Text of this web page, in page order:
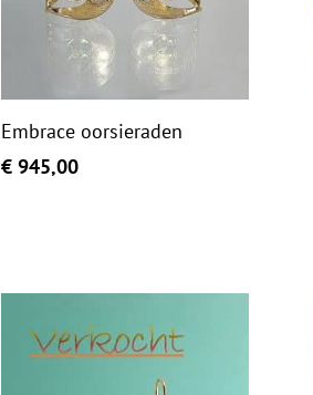
Embrace oorsieraden
€945,00